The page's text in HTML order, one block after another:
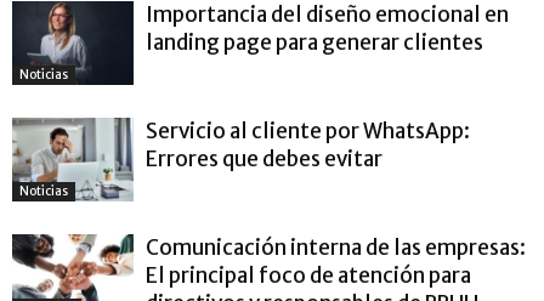
Noticias
Importancia del diseño emocional en
landing page para generar clientes
Noticias
Servicio al cliente por WhatsApp:
Errores que debes evitar
Comunicación interna de las empresas:
El principal foco de atención para